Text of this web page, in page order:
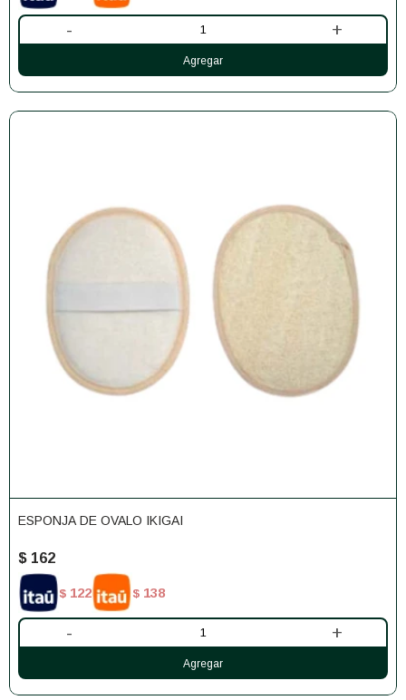
- +
ESPONJA DE OVALO IKIGAI
$ 162
$ 122 $ 138
- +